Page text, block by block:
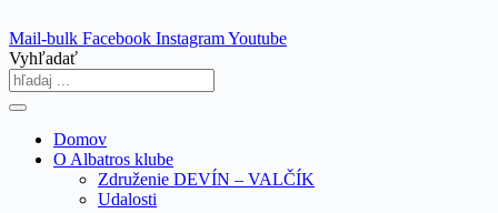
to
content
Mail-bulk Facebook InstagramYoutube
Vyhľadať
Domov
O Albatros klube
Združenie DEVÍN – VALČÍK
Udalosti